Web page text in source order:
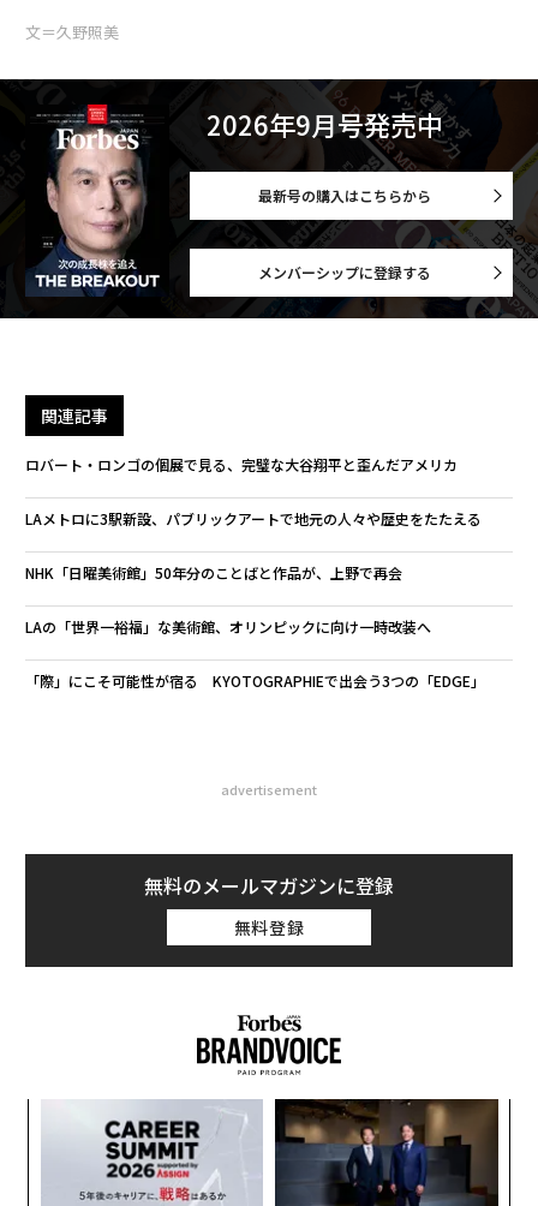
文＝久野照美
2026年9月号発売中
最新号の購入はこちらから
メンバーシップに登録する
関連記事
ロバート・ロンゴの個展で見る、完璧な大谷翔平と歪んだアメリカ
LAメトロに3駅新設、パブリックアートで地元の人々や歴史をたたえる
NHK「日曜美術館」50年分のことばと作品が、上野で再会
LAの「世界一裕福」な美術館、オリンピックに向け一時改装へ
「際」にこそ可能性が宿る KYOTOGRAPHIEで出会う3つの「EDGE」
advertisement
無料のメールマガジンに登録
無料登録